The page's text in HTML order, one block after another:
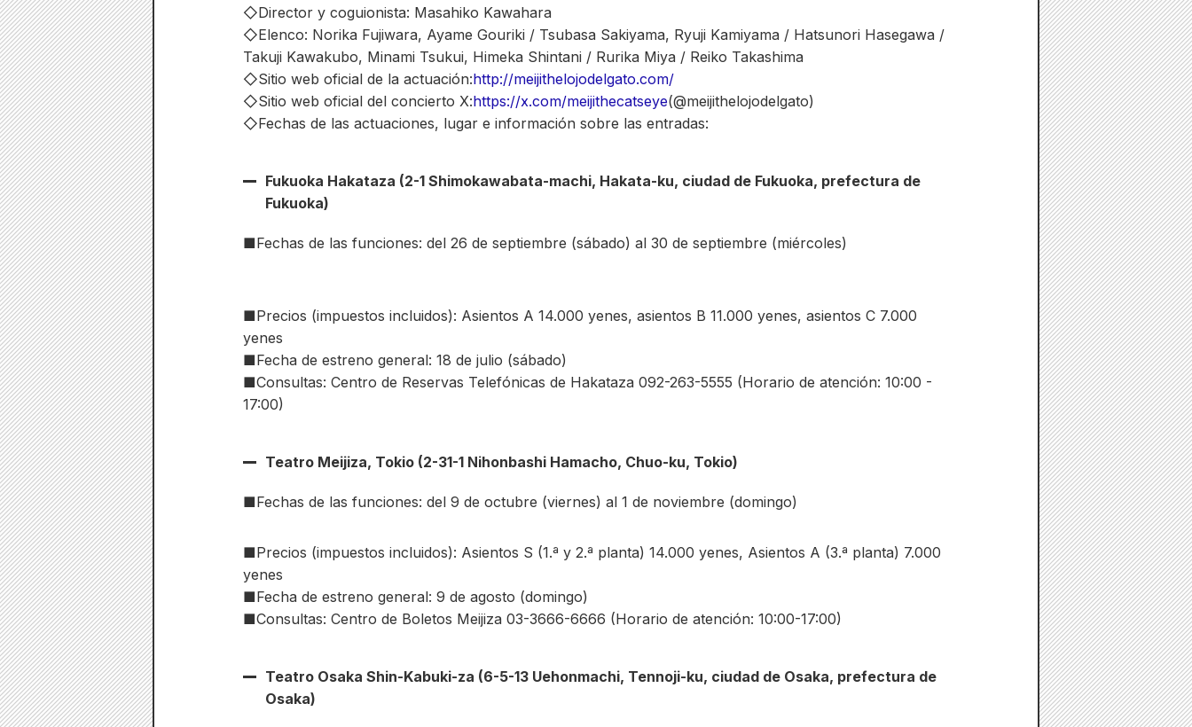
◇Director y coguionista: Masahiko Kawahara
◇Elenco: Norika Fujiwara, Ayame Gouriki / Tsubasa Sakiyama, Ryuji Kamiyama / Hatsunori Hasegawa /
Takuji Kawakubo, Minami Tsukui, Himeka Shintani / Rurika Miya / Reiko Takashima
◇Sitio web oficial de la actuación:http://meijithelojodelgato.com/
◇Sitio web oficial del concierto X:https://x.com/meijithecatseye(@meijithelojodelgato)
◇Fechas de las actuaciones, lugar e información sobre las entradas:
Fukuoka Hakataza (2-1 Shimokawabata-machi, Hakata-ku, ciudad de Fukuoka, prefectura de
Fukuoka)
■Fechas de las funciones: del 26 de septiembre (sábado) al 30 de septiembre (miércoles)
■Precios (impuestos incluidos): Asientos A 14.000 yenes, asientos B 11.000 yenes, asientos C 7.000
yenes
■Fecha de estreno general: 18 de julio (sábado)
■Consultas: Centro de Reservas Telefónicas de Hakataza 092-263-5555 (Horario de atención: 10:00 -
17:00)
Teatro Meijiza, Tokio (2-31-1 Nihonbashi Hamacho, Chuo-ku, Tokio)
■Fechas de las funciones: del 9 de octubre (viernes) al 1 de noviembre (domingo)
■Precios (impuestos incluidos): Asientos S (1.ª y 2.ª planta) 14.000 yenes, Asientos A (3.ª planta) 7.000
yenes
■Fecha de estreno general: 9 de agosto (domingo)
■Consultas: Centro de Boletos Meijiza 03-3666-6666 (Horario de atención: 10:00-17:00)
Teatro Osaka Shin-Kabuki-za (6-5-13 Uehonmachi, Tennoji-ku, ciudad de Osaka, prefectura de
Osaka)